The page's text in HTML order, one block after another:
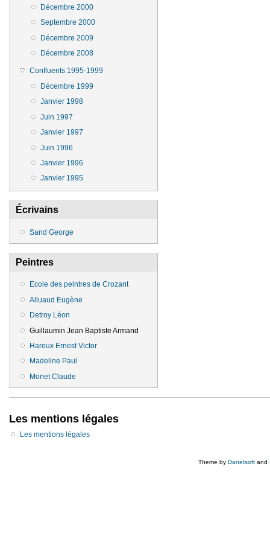
Décembre 2000
Septembre 2000
Décembre 2009
Décembre 2008
Confluents 1995-1999
Décembre 1999
Janvier 1998
Juin 1997
Janvier 1997
Juin 1996
Janvier 1996
Janvier 1995
Écrivains
Sand George
Peintres
Ecole des peintres de Crozant
Alluaud Eugène
Detroy Léon
Guillaumin Jean Baptiste Armand
Hareux Ernest Victor
Madeline Paul
Monet Claude
Les mentions légales
Les mentions légales
Theme by Danetsoft and